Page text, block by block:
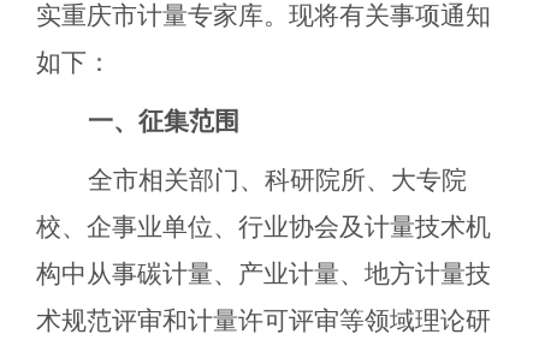
实重庆市计量专家库。现将有关事项通知
如下：
一、征集范围
全市相关部门、科研院所、大专院
校、企事业单位、行业协会及计量技术机
构中从事碳计量、产业计量、地方计量技
术规范评审和计量许可评审等领域理论研